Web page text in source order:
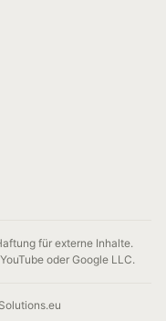
für externe Inhalte.
oder Google LLC.